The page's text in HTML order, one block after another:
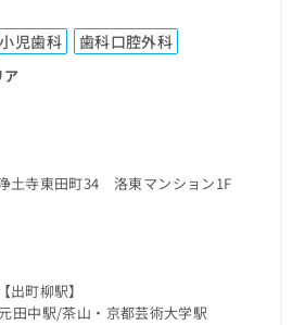
小児歯科 歯科口腔外科
ア
土寺東田町34 洛東マンション1F
町柳駅】
田中駅 茶山・京都芸術大学駅